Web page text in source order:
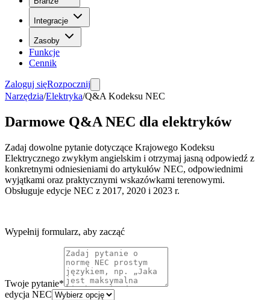
Integracje
Zasoby
Funkcje
Cennik
Zaloguj sięRozpocznij
Narzędzia/Elektryka/Q&A Kodeksu NEC
Darmowe Q&A NEC dla elektryków
Zadaj dowolne pytanie dotyczące Krajowego Kodeksu
Elektrycznego zwykłym angielskim i otrzymaj jasną odpowiedź z
konkretnymi odniesieniami do artykułów NEC, odpowiednimi
wyjątkami oraz praktycznymi wskazówkami terenowymi.
Obsługuje edycje NEC z 2017, 2020 i 2023 r.
Wypełnij formularz, aby zacząć
Twoje pytanie*
edycja NEC